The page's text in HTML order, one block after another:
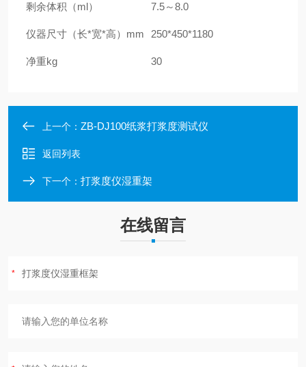
剩余体积（ml） 7.5～8.0
仪器尺寸（长*宽*高） mm 250*450*1180
净重kg 30
上一个： ZB-DJ100纸浆打浆度测试仪
返回列表
下一个： 打浆度仪湿重架
在线留言